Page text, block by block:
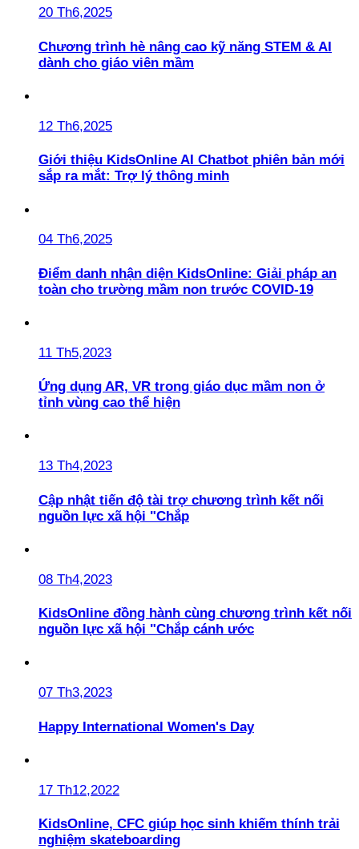
20 Th6,2025
Chương trình hè nâng cao kỹ năng STEM & AI
dành cho giáo viên mầm
12 Th6,2025
Giới thiệu KidsOnline AI Chatbot phiên bản mới
sắp ra mắt: Trợ lý thông minh
04 Th6,2025
Điểm danh nhận diện KidsOnline: Giải pháp an
toàn cho trường mầm non trước COVID-19
11 Th5,2023
Ứng dụng AR, VR trong giáo dục mầm non ở
tỉnh vùng cao thể hiện
13 Th4,2023
Cập nhật tiến độ tài trợ chương trình kết nối
nguồn lực xã hội "Chắp
08 Th4,2023
KidsOnline đồng hành cùng chương trình kết nối
nguồn lực xã hội "Chắp cánh ước
07 Th3,2023
Happy International Women's Day
17 Th12,2022
KidsOnline, CFC giúp học sinh khiếm thính trải
nghiệm skateboarding